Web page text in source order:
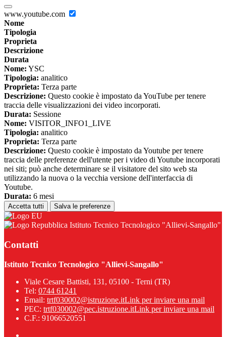
www.youtube.com
Nome
Tipologia
Proprieta
Descrizione
Durata
Nome: YSC
Tipologia: analitico
Proprieta: Terza parte
Descrizione: Questo cookie è impostato da YouTube per tenere
traccia delle visualizzazioni dei video incorporati.
Durata: Sessione
Nome: VISITOR_INFO1_LIVE
Tipologia: analitico
Proprieta: Terza parte
Descrizione: Questo cookie è impostato da Youtube per tenere
traccia delle preferenze dell'utente per i video di Youtube incorporati
nei siti; può anche determinare se il visitatore del sito web sta
utilizzando la nuova o la vecchia versione dell'interfaccia di
Youtube.
Durata: 6 mesi
Accetta tutti Salva le preferenze
Istituto Tecnico Tecnologico "Allievi-Sangallo"
Contatti
Istituto Tecnico Tecnologico "Allievi-Sangallo"
Viale Cesare Battisti, 131, 05100 - Terni (TR)
Tel: 0744 61241
Email: trtf030002@istruzione.itLink per inviare una mail
PEC: trtf030002@pec.istruzione.itLink per inviare una mail
C.F.: 91066520551